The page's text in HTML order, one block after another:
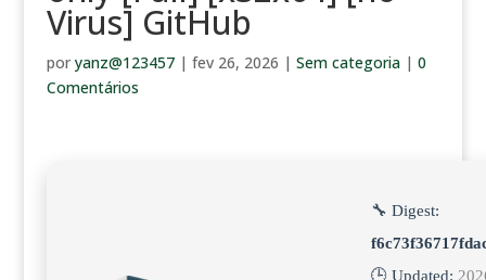
Virus] GitHub
por yanz@123457| fev 26, 2026 | Sem categoria| 0
Comentários
🔧 Digest:
🕒 Updated: